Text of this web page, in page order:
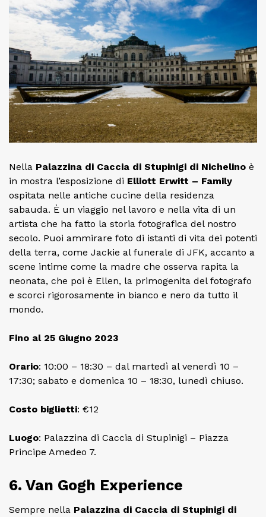
Nella Palazzina di Caccia di Stupinigi di Nichelino è
in mostra l’esposizione di Elliott Erwitt – Family
ospitata nelle antiche cucine della residenza
sabauda. È un viaggio nel lavoro e nella vita di un
artista che ha fatto la storia fotografica del nostro
secolo. Puoi ammirare foto di istanti di vita dei potenti
della terra, come Jackie al funerale di JFK, accanto a
scene intime come la madre che osserva rapita la
neonata, che poi è Ellen, la primogenita del fotografo
e scorci rigorosamente in bianco e nero da tutto il
mondo.
Fino al 25 Giugno 2023
Orario: 10:00 – 18:30 – dal martedì al venerdì 10 –
17:30; sabato e domenica 10 – 18:30, lunedì chiuso.
Costo biglietti: €12
Luogo: Palazzina di Caccia di Stupinigi – Piazza
Principe Amedeo 7.
6. Van Gogh Experience
Sempre nella Palazzina di Caccia di Stupinigi di